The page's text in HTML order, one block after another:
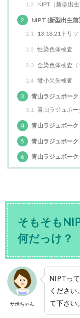
1.2 NIPT（新型出
2
NIPT (新型出生
2.1 13,18,21トリソ
2.2 性染色体検査
2.3 全染色体検査（
2.4 微小欠失検査
3
青山ラジュボー
3.1 青山ラジュボ
4 青山ラジュボー
5 青山ラジュボー
6 青山ラジュボー
そもそも
何だっけ？
サボちゃん
NIPTっ
ください
て下さい。